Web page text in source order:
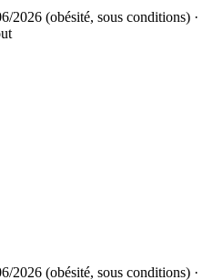
2026 (obésité, sous conditions) ·
2026 (obésité, sous conditions) ·